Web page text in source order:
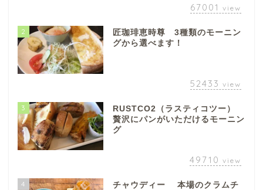
67001 view
2
匠珈琲恵時尊 3種類のモーニン
グから選べます！
52433 view
3
RUSTCO2（ラスティコツー）
贅沢にパンがいただけるモーニン
グ
49710 view
4
チャウディー 本場のクラムチ